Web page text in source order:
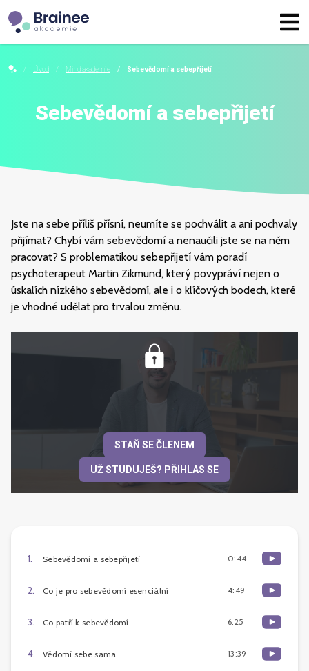
Úvod Mind akademie Sebevědomí a sebepřijetí
Sebevědomí a sebepřijetí
Jste na sebe příliš přísní, neumíte se pochválit a ani pochvaly
přijímat? Chybí vám sebevědomí a nenaučili jste se na něm
pracovat? S problematikou sebepřijetí vám poradí
psychoterapeut Martin Zikmund, který povypráví nejen o
úskalích nízkého sebevědomí, ale i o klíčových bodech, které
je vhodné udělat pro trvalou změnu.
STAŇ SE ČLENEM
UŽ STUDUJEŠ? PŘIHLAS SE
1. Sebevědomí a sebepřijetí 0:44
2. Co je pro sebevědomí esenciální 4:49
3. Co patří k sebevědomí 6:25
4. Vědomí sebe sama 13:39